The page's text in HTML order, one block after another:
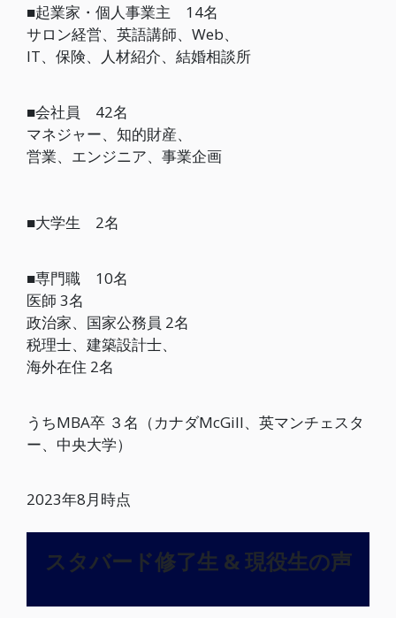
■起業家・個人事業主 14名
サロン経営、英語講師、Web、
IT、保険、人材紹介、結婚相談所
■会社員 42名
マネジャー、知的財産、
営業、エンジニア、事業企画
■大学生 2名
■専門職 10名
医師 3名
政治家、国家公務員 2名
税理士、建築設計士、
海外在住 2名
うちMBA卒 ３名（カナダMcGill、英マンチェスタ
ー、中央大学）
2023年8月時点
スタバード修了生 & 現役生の声